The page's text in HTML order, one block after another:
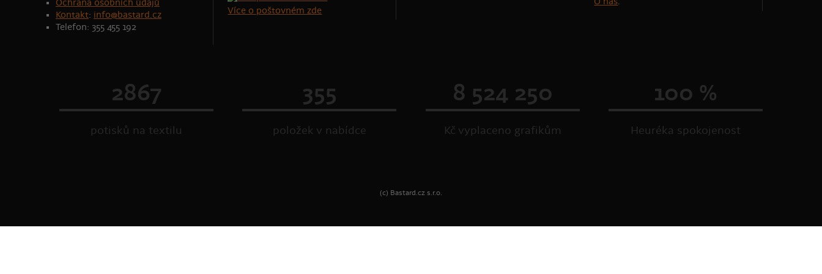
Ochrana osobních údajů
Kontakt: info@bastard.cz
Telefon: 355 455 192
Více o poštovném zde
2867
potisků na textilu
355
položek v nabídce
8 524 250
Kč vyplaceno grafikům
100 %
Heuréka spokojenost
(c) Bastard.cz s.r.o.